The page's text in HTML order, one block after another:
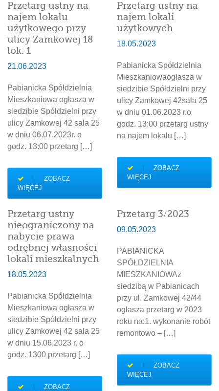
Przetarg ustny na
najem lokalu
użytkowego przy
ulicy Zamkowej 18
lok. 1
21.06.2023
Pabianicka Spółdzielnia
Mieszkaniowa ogłasza w
siedzibie Spółdzielni przy
ulicy Zamkowej 42 sala 25
w dniu 06.07.2023r. o
godz. 13:00 przetarg […]
ZOBACZ
WIĘCEJ
Przetarg ustny na
najem lokali
użytkowych
18.05.2023
Pabianicka Spółdzielnia
Mieszkaniowaogłasza w
siedzibie Spółdzielni przy
ulicy Zamkowej 42sala 25
w dniu 01.06.2023 r.o
godz. 13:00 przetarg ustny
na najem lokalu […]
ZOBACZ
WIĘCEJ
Przetarg ustny
nieograniczony na
nabycie prawa
odrębnej własności
lokali mieszkalnych
18.05.2023
Pabianicka Spółdzielnia
Mieszkaniowa ogłasza w
siedzibie Spółdzielni przy
ulicy Zamkowej 42 sala 25
w dniu 15.06.2023 r. o
godz. 1300 przetarg […]
ZOBACZ
Przetarg 3/2023
09.05.2023
PABIANICKA
SPÓŁDZIELNIA
MIESZKANIOWAz
siedzibą w Pabianicach
przy ul. Zamkowej 42/44
ogłasza przetarg w 2023
roku na:1. wykonanie robót
remontowo – […]
ZOBACZ
WIĘCEJ